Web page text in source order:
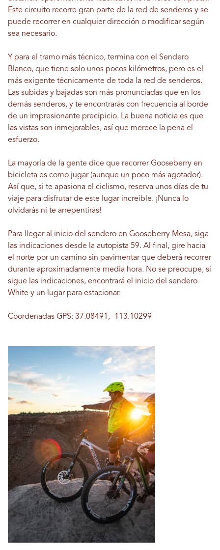
Este circuito recorre gran parte de la red de senderos y se
puede recorrer en cualquier dirección o modificar según
sea necesario.
Y para el tramo más técnico, termina con el Sendero
Blanco, que tiene solo unos pocos kilómetros, pero es el
más exigente técnicamente de toda la red de senderos.
Las subidas y bajadas son más pronunciadas que en los
demás senderos, y te encontrarás con frecuencia al borde
de un impresionante precipicio. La buena noticia es que
las vistas son inmejorables, así que merece la pena el
esfuerzo.
La mayoría de la gente dice que recorrer Gooseberry en
bicicleta es como jugar (aunque un poco más agotador).
Así que, si te apasiona el ciclismo, reserva unos días de tu
viaje para disfrutar de este lugar increíble. ¡Nunca lo
olvidarás ni te arrepentirás!
Para llegar al inicio del sendero en Gooseberry Mesa, siga
las indicaciones desde la autopista 59. Al final, gire hacia
el norte por un camino sin pavimentar que deberá recorrer
durante aproximadamente media hora. No se preocupe, si
sigue las indicaciones, encontrará el inicio del sendero
White y un lugar para estacionar.
Coordenadas GPS: 37.08491, -113.10299